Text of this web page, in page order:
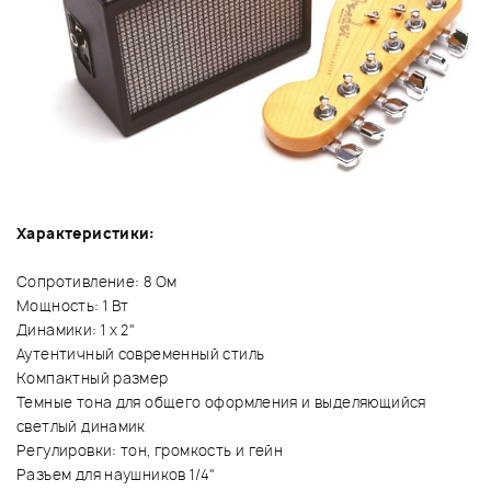
Характеристики:
Сопротивление: 8 Ом
Мощность: 1 Вт
Динамики: 1 х 2"
Аутентичный современный стиль
Компактный размер
Темные тона для общего оформления и выделяющийся
светлый динамик
Регулировки: тон, громкость и гейн
Разъем для наушников 1/4"